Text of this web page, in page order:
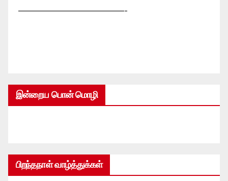
—————————————-
இன்றைய பொன் மொழி
பிறந்தநாள் வாழ்த்துக்கள்